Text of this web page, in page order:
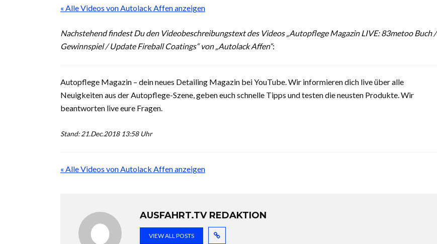
« Alle Videos von Autolack Affen anzeigen
Nachstehend findest Du den Videobeschreibungstext des Videos „Autopflege Magazin LIVE: 83metoo Buch /
Gewinnspiel / Update Fireball Coatings“ von „Autolack Affen“:
Autopflege Magazin – dein neues Detailing Magazin bei YouTube. Wir informieren dich live über alle
Neuigkeiten aus der Autopflege-Szene, geben euch schnelle Tipps und testen die neusten Produkte. Wir
beantworten live eure Fragen.
Stand: 21.Dec.2018 13:58 Uhr
« Alle Videos von Autolack Affen anzeigen
AUSFAHRT.TV REDAKTION
VIEW ALL POSTS